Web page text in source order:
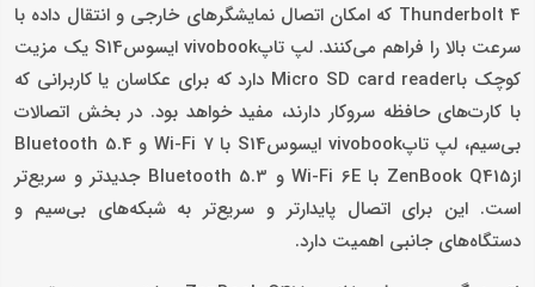
Thunderbolt 4 که امکان اتصال نمایشگرهای خارجی و انتقال داده با
سرعت بالا را فراهم می‌کنند. لپ تاپvivobook ایسوسS14 یک مزیت
کوچک باMicro SD card reader دارد که برای عکاسان یا کاربرانی که
با کارت‌های حافظه سروکار دارند، مفید خواهد بود. در بخش اتصالات
بی‌سیم، لپ تاپvivobook ایسوسS14 با Wi-Fi 7 و Bluetooth 5.4
ازZenBook Q415 با Wi-Fi 6E و Bluetooth 5.3 جدیدتر و سریع‌تر
است. این برای اتصال پایدارتر و سریع‌تر به شبکه‌های بی‌سیم و
دستگاه‌های جانبی اهمیت دارد.